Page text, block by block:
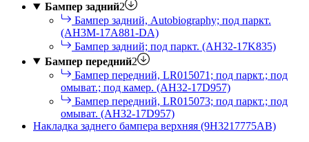
Бампер задний2
Бампер задний, Autobiography; под паркт.
(AH3M-17A881-DA)
Бампер задний; под паркт. (AH32-17K835)
Бампер передний2
Бампер передний, LR015071; под паркт.; под
омыват.; под камер. (AH32-17D957)
Бампер передний, LR015073; под паркт.; под
омыват. (AH32-17D957)
Накладка заднего бампера верхняя (9H3217775AB)